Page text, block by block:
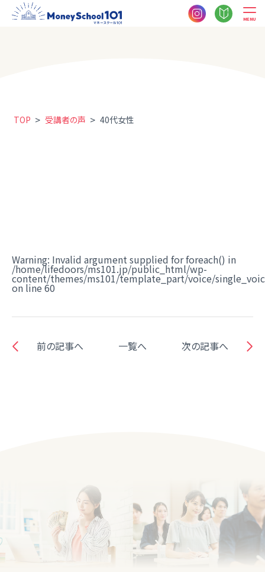
MENU
TOP > 受講者の声 > 40代女性
Warning: Invalid argument supplied for foreach() in
/home/lifedoors/ms101.jp/public_html/wp-
content/themes/ms101/template_part/voice/
on line 60
前の記事へ 一覧へ 次の記事へ